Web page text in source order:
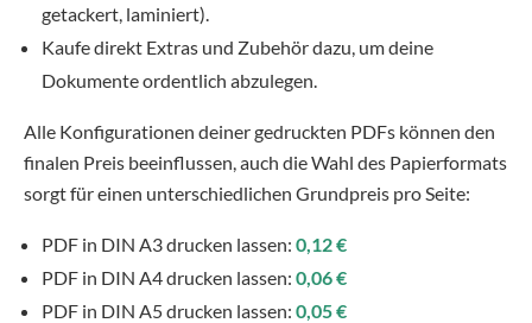
getackert, laminiert).
Kaufe direkt Extras und Zubehör dazu, um deine
Dokumente ordentlich abzulegen.
Alle Konfigurationen deiner gedruckten PDFs können den
finalen Preis beeinflussen, auch die Wahl des Papierformats
sorgt für einen unterschiedlichen Grundpreis pro Seite:
PDF in DIN A3 drucken lassen: 0,12 €
PDF in DIN A4 drucken lassen: 0,06 €
PDF in DIN A5 drucken lassen: 0,05 €